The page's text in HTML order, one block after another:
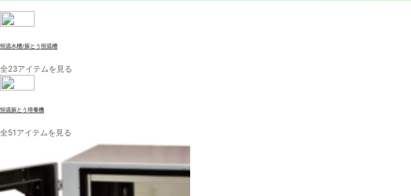
恒温水槽/振とう恒温槽
全23アイテムを見る
恒温振とう培養機
全51アイテムを見る